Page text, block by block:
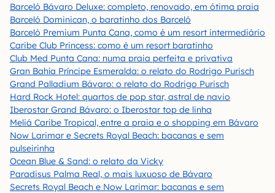
Barceló Bávaro Deluxe: completo, renovado, em ótima praia
Barceló Dominican, o baratinho dos Barceló
Barceló Premium Punta Cana, como é um resort intermediário
Caribe Club Princess: como é um resort baratinho
Club Med Punta Cana: numa praia perfeita e privativa
Gran Bahía Príncipe Esmeralda: o relato do Rodrigo Purisch
Grand Palladium Bávaro: o relato do Rodrigo Purisch
Hard Rock Hotel: quartos de pop star, astral de navio
Iberostar Grand Bávaro: o Iberostar top de linha
Meliá Caribe Tropical, entre a praia e o shopping em Bávaro
Now Larimar e Secrets Royal Beach: bacanas e sem
pulseirinha
Ocean Blue & Sand: o relato da Vicky
Paradisus Palma Real, o mais luxuoso de Bávaro
Secrets Royal Beach e Now Larimar: bacanas e sem